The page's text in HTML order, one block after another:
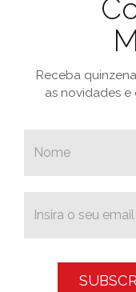
Receba
as novidades e